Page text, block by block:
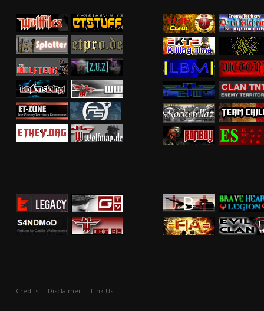
Credits Disclaimer Link Us!